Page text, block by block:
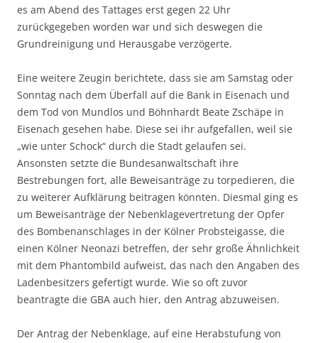
es am Abend des Tattages erst gegen 22 Uhr
zurückgegeben worden war und sich deswegen die
Grundreinigung und Herausgabe verzögerte.
Eine weitere Zeugin berichtete, dass sie am Samstag oder
Sonntag nach dem Überfall auf die Bank in Eisenach und
dem Tod von Mundlos und Böhnhardt Beate Zschäpe in
Eisenach gesehen habe. Diese sei ihr aufgefallen, weil sie
„wie unter Schock“ durch die Stadt gelaufen sei.
Ansonsten setzte die Bundesanwaltschaft ihre
Bestrebungen fort, alle Beweisanträge zu torpedieren, die
zu weiterer Aufklärung beitragen könnten. Diesmal ging es
um Beweisanträge der Nebenklagevertretung der Opfer
des Bombenanschlages in der Kölner Probsteigasse, die
einen Kölner Neonazi betreffen, der sehr große Ähnlichkeit
mit dem Phantombild aufweist, das nach den Angaben des
Ladenbesitzers gefertigt wurde. Wie so oft zuvor
beantragte die GBA auch hier, den Antrag abzuweisen.
Der Antrag der Nebenklage, auf eine Herabstufung von